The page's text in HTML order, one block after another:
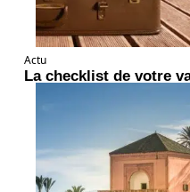
Actu
La checklist de votre